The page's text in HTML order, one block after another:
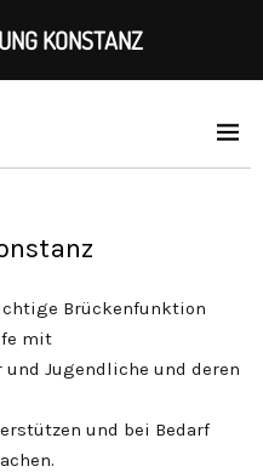
Brückenfunktion
mit
Jugendliche und deren
und bei Bedarf
KONSTANZ